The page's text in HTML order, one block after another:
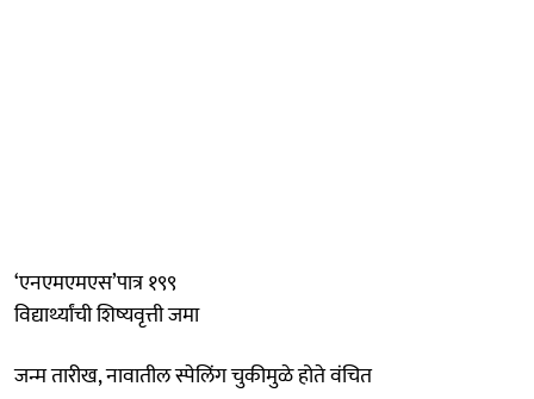
‘एनएमएमएस’पात्र १९९
विद्यार्थ्यांची शिष्यवृत्ती जमा
जन्म तारीख, नावातील स्पेलिंग चुकीमुळे होते वंचित